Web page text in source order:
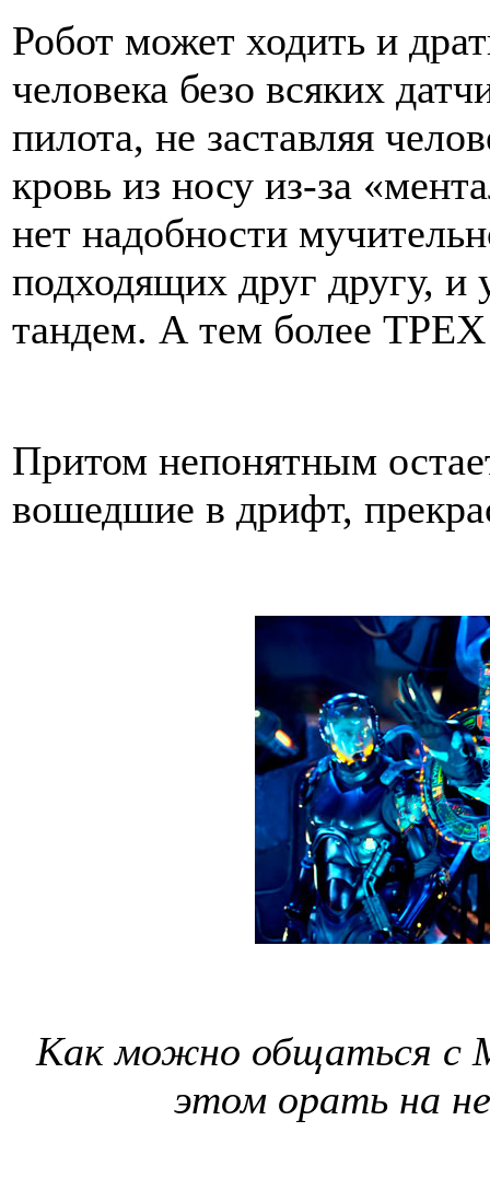
Робот может ходить и
человека безо всяких
пилота, не заставляя
кровь из носу из-за
нет надобности
подходящих друг другу, и
тандем. А тем более ТРЕХ
Притом непонятным
вошедшие в дрифт,
Как можно общаться с
этом орать на